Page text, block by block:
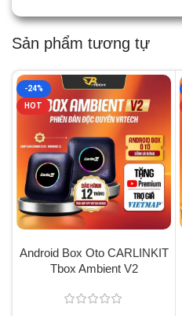
Sản phẩm tương tự
-24%
HOT
Android Box Oto CARLINKIT
Tbox Ambient V2